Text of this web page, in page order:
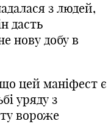
з людей,
дасть
нову добу в
цей маніфест є
уряду з
вороже